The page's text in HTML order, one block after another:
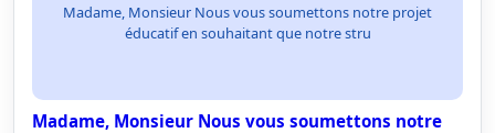
Madame, Monsieur Nous vous soumettons notre projet
éducatif en souhaitant que notre stru
Madame, Monsieur Nous vous soumettons notre